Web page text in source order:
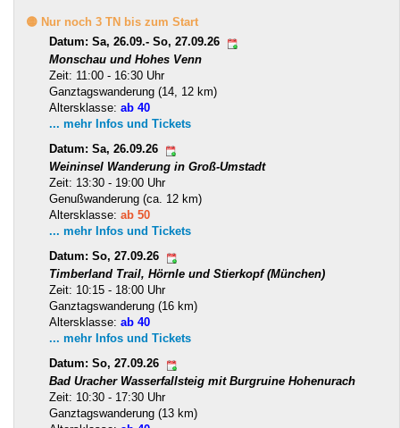
🟡 Nur noch 3 TN bis zum Start
Datum: Sa, 26.09.- So, 27.09.26
Monschau und Hohes Venn
Zeit: 11:00 - 16:30 Uhr
Ganztagswanderung (14, 12 km)
Altersklasse: ab 40
... mehr Infos und Tickets
Datum: Sa, 26.09.26
Weininsel Wanderung in Groß-Umstadt
Zeit: 13:30 - 19:00 Uhr
Genußwanderung (ca. 12 km)
Altersklasse: ab 50
... mehr Infos und Tickets
Datum: So, 27.09.26
Timberland Trail, Hörnle und Stierkopf (München)
Zeit: 10:15 - 18:00 Uhr
Ganztagswanderung (16 km)
Altersklasse: ab 40
... mehr Infos und Tickets
Datum: So, 27.09.26
Bad Uracher Wasserfallsteig mit Burgruine Hohenurach
Zeit: 10:30 - 17:30 Uhr
Ganztagswanderung (13 km)